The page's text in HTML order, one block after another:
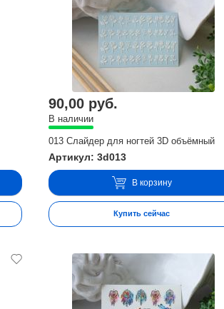
90,00 руб.
В наличии
013 Слайдер для ногтей 3D объёмный
Артикул: 3d013
В корзину
Купить сейчас